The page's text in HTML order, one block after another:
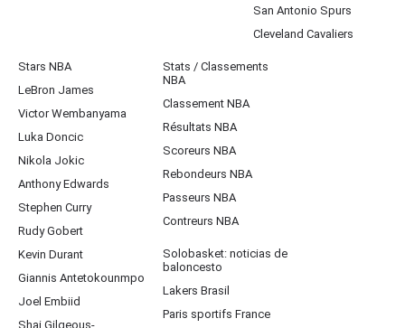
San Antonio Spurs
Cleveland Cavaliers
Stars NBA
LeBron James
Victor Wembanyama
Luka Doncic
Nikola Jokic
Anthony Edwards
Stephen Curry
Rudy Gobert
Kevin Durant
Giannis Antetokounmpo
Joel Embiid
Shai Gilgeous-
Stats / Classements
NBA
Classement NBA
Résultats NBA
Scoreurs NBA
Rebondeurs NBA
Passeurs NBA
Contreurs NBA
Solobasket: noticias de
baloncesto
Lakers Brasil
Paris sportifs France